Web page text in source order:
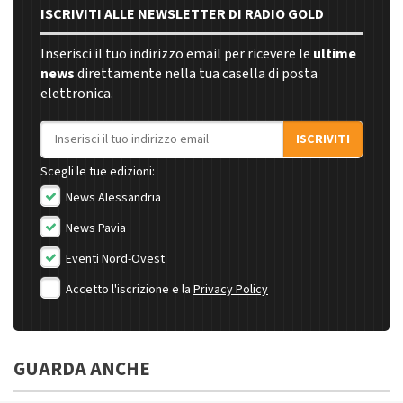
ISCRIVITI ALLE NEWSLETTER DI RADIO GOLD
Inserisci il tuo indirizzo email per ricevere le ultime
newsdirettamente nella tua casella di posta
elettronica.
Indirizzo email
ISCRIVITI
Scegli le tue edizioni:
News Alessandria
News Pavia
Eventi Nord-Ovest
Accetto l'iscrizione e la Privacy Policy
GUARDA ANCHE